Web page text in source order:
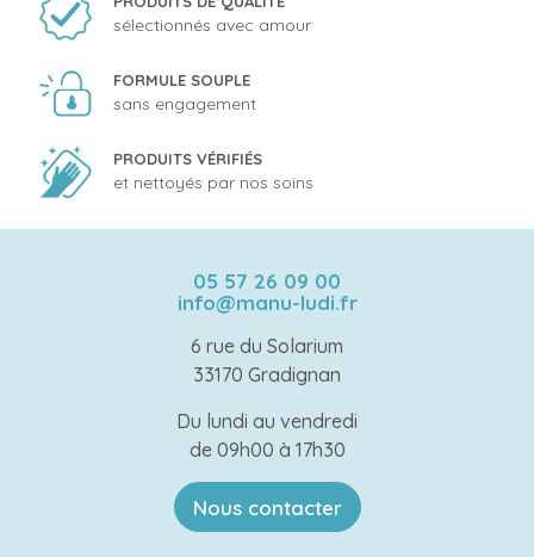
sélectionnés avec amour
FORMULE SOUPLE
sans engagement
PRODUITS VÉRIFIÉS
et nettoyés par nos soins
05 57 26 09 00
info@manu-ludi.fr
6 rue du Solarium
33170 Gradignan
Du lundi au vendredi
de 09h00 à 17h30
Nous contacter